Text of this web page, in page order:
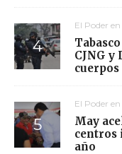
El Poder
CJNG y
El Poder
May
centros
año